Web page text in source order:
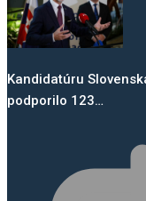
Kandidatúru
podporilo 123…